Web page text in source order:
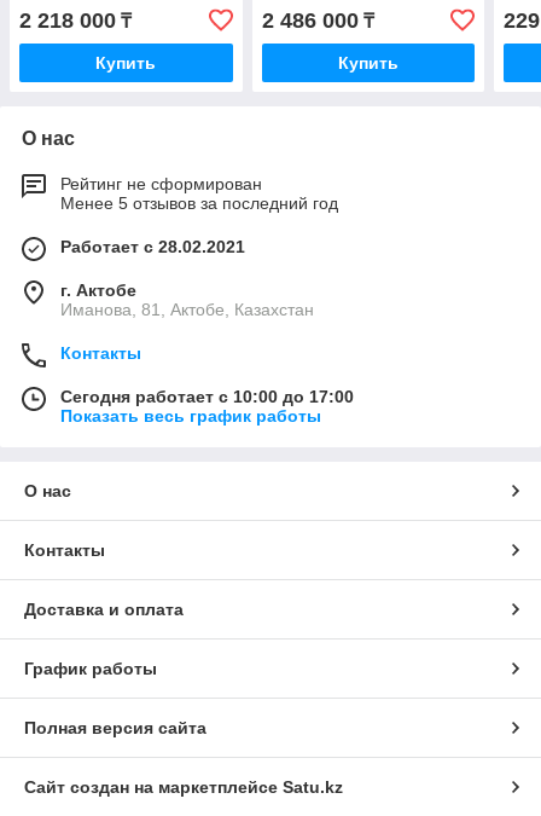
2 218 000 ₸
Купить
2 486 000₸
Купить
О нас
Рейтинг не сформирован
Менее 5 отзывов за последний год
Работает с 28.02.2021
г. Актобе
Иманова, 81, Актобе, Казахстан
Контакты
Сегодня работает с 10:00 до 17:00
Показать весь график работы
О нас
Контакты
Доставка и оплата
График работы
Полная версия сайта
Сайт создан на маркетплейсе Satu.kz